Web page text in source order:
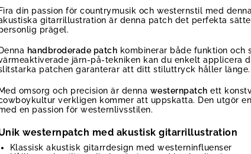
Fira din passion för countrymusik och westernstil med
gitarrillustration är denna patch det perfekta
prägel.
Denna handbroderade patch kombinerar både funktion och
järn-på-tekniken kan du enkelt applicera
patchen garanterar att ditt stiluttryck håller länge.
omsorg och precision är denna westernpatch ett
verkligen kommer att uppskatta. Den utgör
en passion för westernlivsstilen.
westernpatch med akustisk gitarrillustration
Klassisk akustisk gitarrdesign med westerninfluenser